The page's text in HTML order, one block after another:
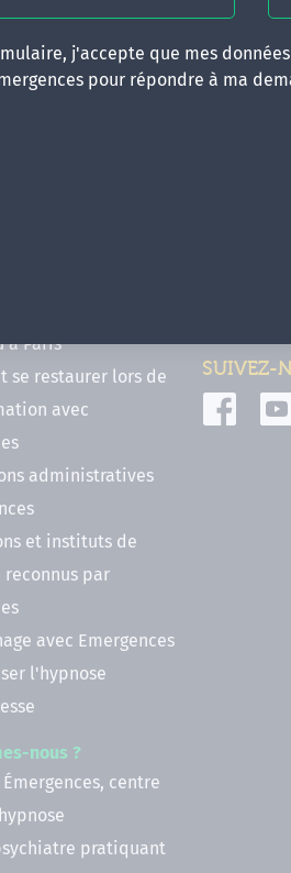
j'accepte que mes
pour répondre à ma
PL, CPF, DPC)
à Paris
se restaurer lors de
avec
administratives
et instituts de
par
avec Emergences
l'hypnose
nous ?
centre
pratiquant
SUIVEZ-